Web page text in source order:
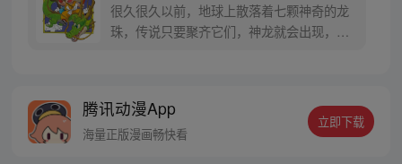
很久很久以前，地球上散落着七颗神奇的龙
珠，传说只要聚齐它们，神龙就会出现，并
腾讯动漫App
海量正版漫画畅快看
立即下载